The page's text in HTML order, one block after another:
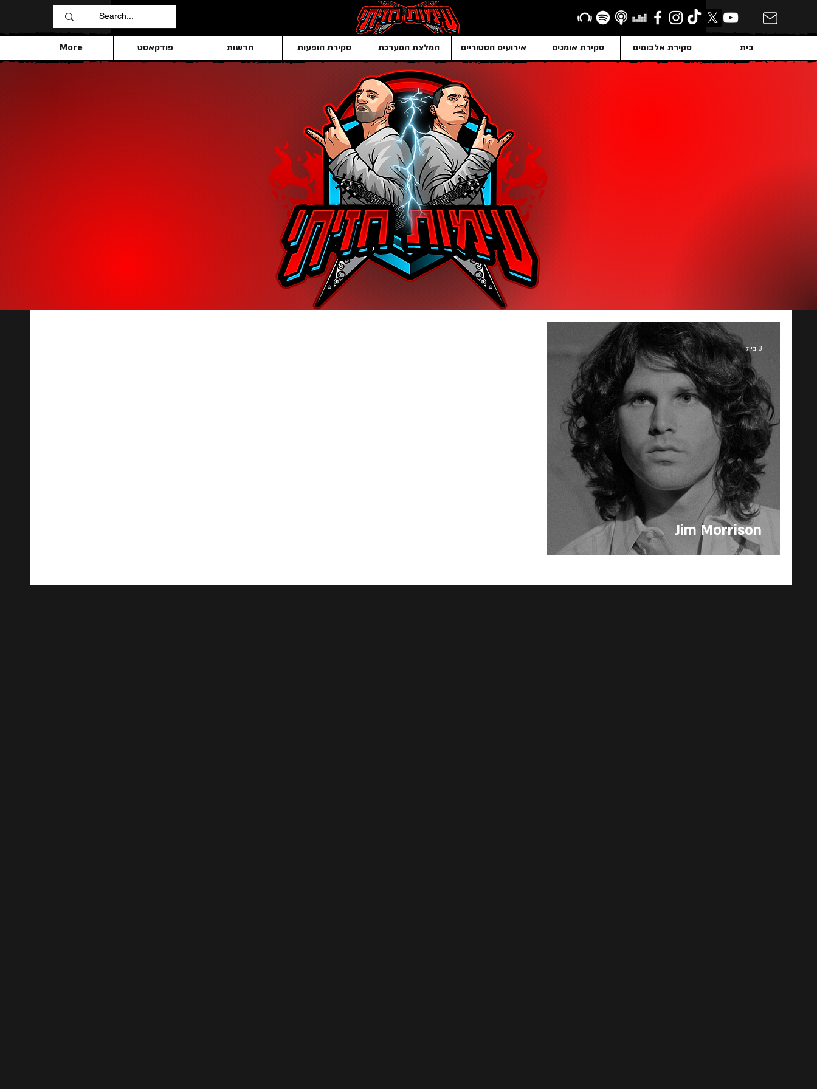
בית סקירת אלבומים סקירת אומנים אירועים הסטוריים המלצת המערכת סקירת הופעות חדשות פודקאסט More
Jim Morrison
3 ביולי